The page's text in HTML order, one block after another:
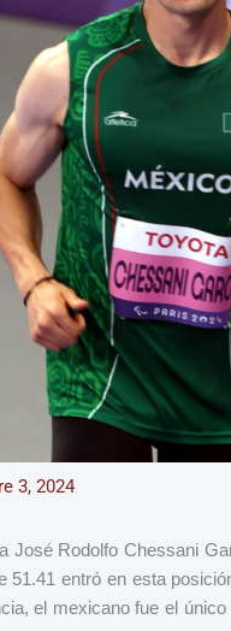
3, 2024
José Rodolfo Chessani
51.41 entró en esta
el mexicano fue el